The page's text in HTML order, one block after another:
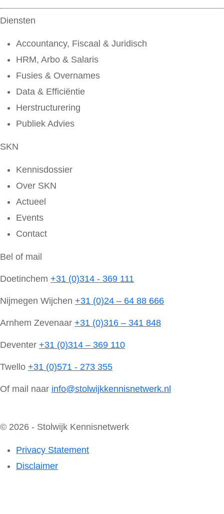
Diensten
Accountancy, Fiscaal & Juridisch
HRM, Arbo & Salaris
Fusies & Overnames
Data & Efficiëntie
Herstructurering
Publiek Advies
SKN
Kennisdossier
Over SKN
Actueel
Events
Contact
Bel of mail
Doetinchem +31 (0)314 - 369 111
Nijmegen Wijchen +31 (0)24 – 64 88 666
Arnhem Zevenaar +31 (0)316 – 341 848
Deventer +31 (0)314 – 369 110
Twello +31 (0)571 - 273 355
Of mail naar info@stolwijkkennisnetwerk.nl
© 2026 - Stolwijk Kennisnetwerk
Privacy Statement
Disclaimer